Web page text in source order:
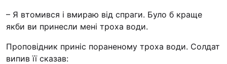
Футбольна команда
Кулінарний гурток
– Я втомився і вмираю від спраги. Було б краще
якби ви принесли мені троха води.
Проповідник приніс пораненому троха води. Солдат
випив її сказав: